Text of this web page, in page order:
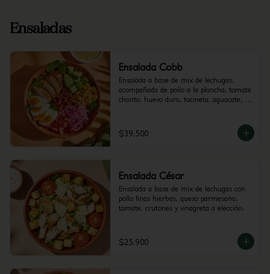
Ensaladas
Ensalada Cobb
Ensalada a base de mix de lechugas,
acompañada de pollo a la plancha, tomate
chonto, huevo duro, tocineta, aguacate,
Mediterránea.
$39.500
Ensalada César
Ensalada a base de mix de lechugas con
pollo finas hierbas, queso parmesano,
tomate, crutones y vinagreta a elección.
$25.900